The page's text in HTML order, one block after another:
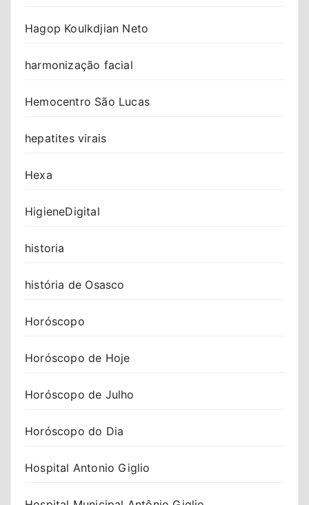
Hagop Koulkdjian Neto
harmonização facial
Hemocentro São Lucas
hepatites virais
Hexa
HigieneDigital
historia
história de Osasco
Horóscopo
Horóscopo de Hoje
Horóscopo de Julho
Horóscopo do Dia
Hospital Antonio Giglio